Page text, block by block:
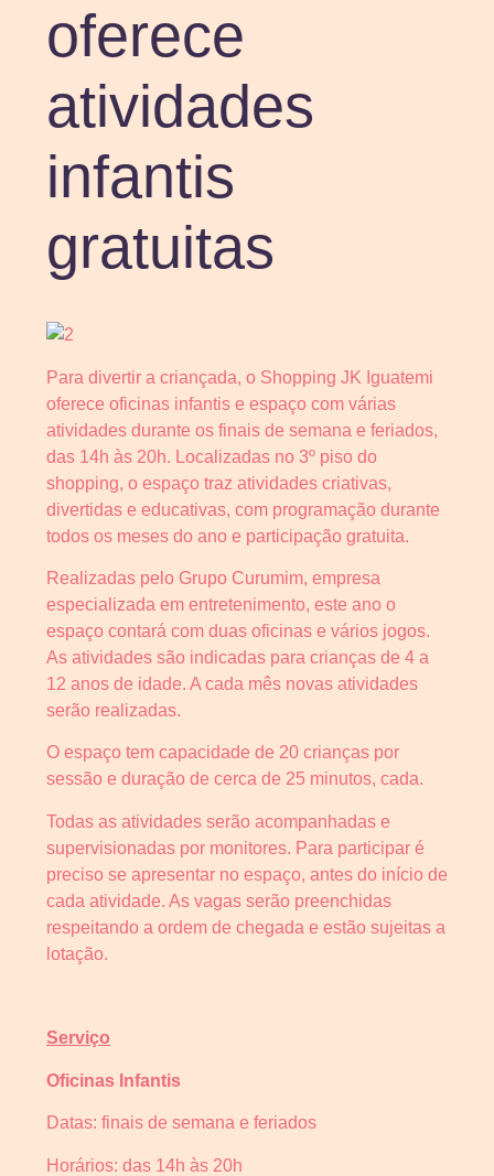
oferece
atividades
infantis
gratuitas
Para divertir a criançada, o Shopping JK Iguatemi
oferece oficinas infantis e espaço com várias
atividades durante os finais de semana e feriados,
das 14h às 20h. Localizadas no 3º piso do
shopping, o espaço traz atividades criativas,
divertidas e educativas, com programação durante
todos os meses do ano e participação gratuita.
Realizadas pelo Grupo Curumim, empresa
especializada em entretenimento, este ano o
espaço contará com duas oficinas e vários jogos.
As atividades são indicadas para crianças de 4 a
12 anos de idade. A cada mês novas atividades
serão realizadas.
O espaço tem capacidade de 20 crianças por
sessão e duração de cerca de 25 minutos, cada.
Todas as atividades serão acompanhadas e
supervisionadas por monitores. Para participar é
preciso se apresentar no espaço, antes do início de
cada atividade. As vagas serão preenchidas
respeitando a ordem de chegada e estão sujeitas a
lotação.
Serviço
Oficinas Infantis
Datas: finais de semana e feriados
Horários: das 14h às 20h